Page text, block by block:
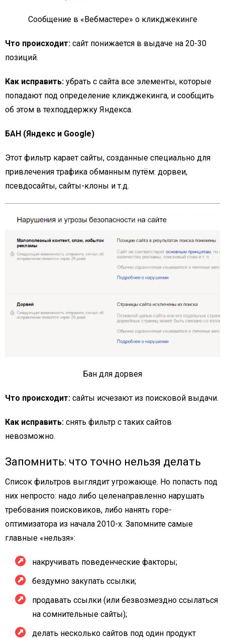
Сообщение в «Вебмастере» о кликджекинге
Что происходит: сайт понижается в выдаче на 20-30
позиций.
Как исправить: убрать с сайта все элементы, которые
попадают под определение кликджекинга, и сообщить
об этом в техподдержку Яндекса.
БАН (Яндекс и Google)
Этот фильтр карает сайты, созданные специально для
привлечения трафика обманным путём: дорвеи,
псевдосайты, сайты-клоны и т.д.
Бан для дорвея
Что происходит: сайты исчезают из поисковой выдачи.
Как исправить: снять фильтр с таких сайтов
невозможно.
Запомнить: что точно нельзя делать
Список фильтров выглядит угрожающе. Но попасть под
них непросто: надо либо целенаправленно нарушать
требования поисковиков, либо нанять горе-
оптимизатора из начала 2010-х. Запомните самые
главные «нельзя»:
накручивать поведенческие факторы;
бездумно закупать ссылки;
продавать ссылки (или безвозмездно ссылаться
на сомнительные сайты);
делать несколько сайтов под один продукт